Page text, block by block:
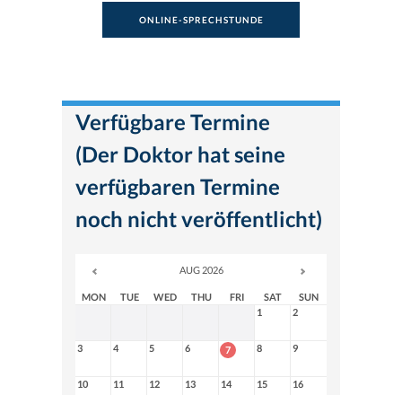
ONLINE-SPRECHSTUNDE
Verfügbare Termine
(Der Doktor hat seine
verfügbaren Termine
noch nicht veröffentlicht)
AUG 2026
MON TUE WED THU FRI SAT
SUN
1
2
3 4 5 6 7 8 9
10 11 12 13 14 15 16